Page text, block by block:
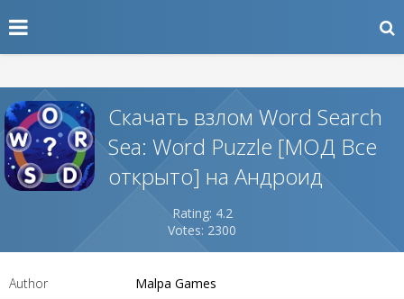
Скачать взлом Word Search
Sea: Word Puzzle [МОД Все
открыто] на Андроид
Rating: 4.2
Votes: 2300
Author Malpa Games